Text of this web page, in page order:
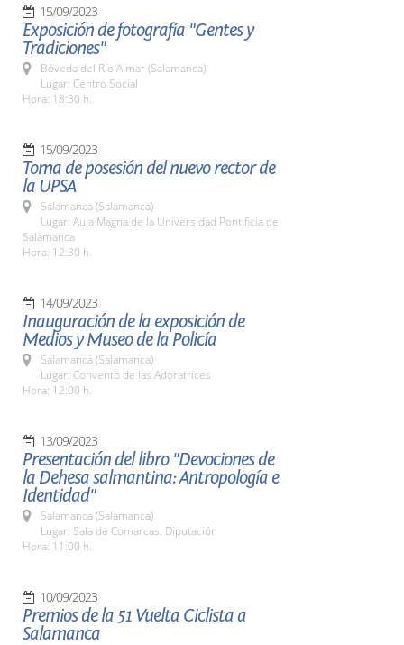
15/09/2023
Exposición de fotografía "Gentes y
Tradiciones"
Bóveda del Río Almar (Salamanca)
Lugar: Centro Social
Hora: 18:30 h.
15/09/2023
Toma de posesión del nuevo rector de
la UPSA
Salamanca (Salamanca)
Lugar: Aula Magna de la Universidad Pontificia de
Salamanca
Hora: 12:30 h.
14/09/2023
Inauguración de la exposición de
Medios y Museo de la Policía
Salamanca (Salamanca)
Lugar: Convento de las Adoratrices
Hora: 12:00 h.
13/09/2023
Presentación del libro "Devociones de
la Dehesa salmantina: Antropología e
Identidad"
Salamanca (Salamanca)
Lugar: Sala de Comarcas. Diputación
Hora: 11:00 h.
10/09/2023
Premios de la 51 Vuelta Ciclista a
Salamanca